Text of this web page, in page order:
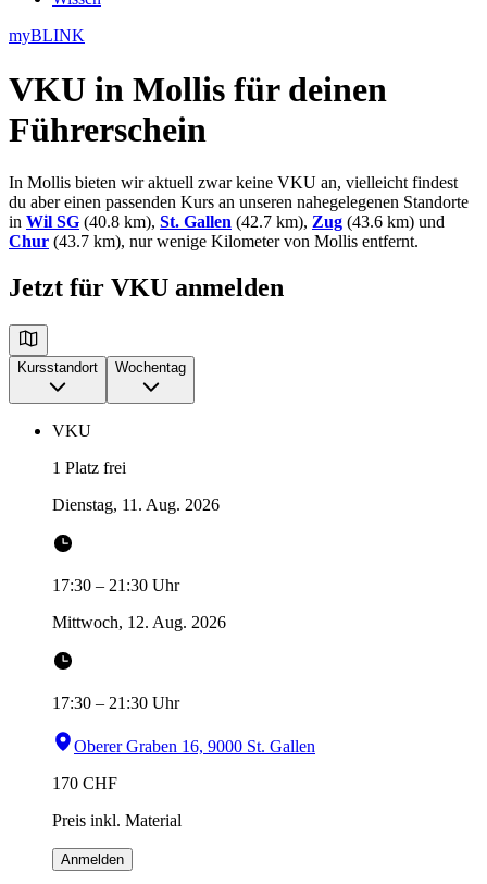
myBLINK
VKU in Mollis für deinen
Führerschein
In Mollis bieten wir aktuell zwar keine VKU an, vielleicht findest
du aber einen passenden Kurs an unseren nahegelegenen Standorte
in Wil SG (40.8 km), St. Gallen (42.7 km), Zug (43.6 km) und
Chur (43.7 km), nur wenige Kilometer von Mollis entfernt.
Jetzt für VKU anmelden
Kursstandort Wochentag
VKU
1 Platz frei
Dienstag, 11. Aug. 2026
17:30 – 21:30 Uhr
Mittwoch, 12. Aug. 2026
17:30 – 21:30 Uhr
Oberer Graben 16, 9000 St. Gallen
170 CHF
Preis inkl. Material
Anmelden